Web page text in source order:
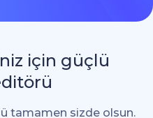
için güçlü
tamamen sizde olsun.